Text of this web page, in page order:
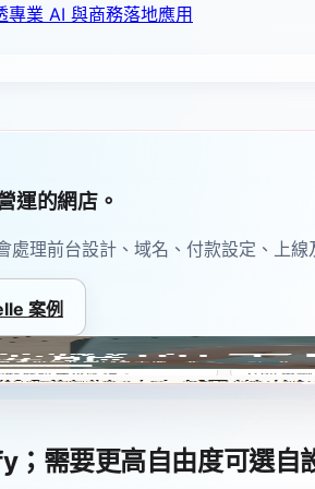
業 AI 與商務落地應用
運的網店。
理前台設計、域名、付款設定、上
案例
需要更高自由度可選自